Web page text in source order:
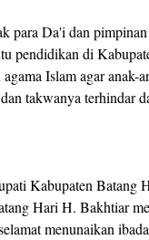
para Da'i dan
pendidikan di
Islam agar anak-
takwanya terhindar
Kabupaten Batang
Hari H. Bakhtiar
menunaikan